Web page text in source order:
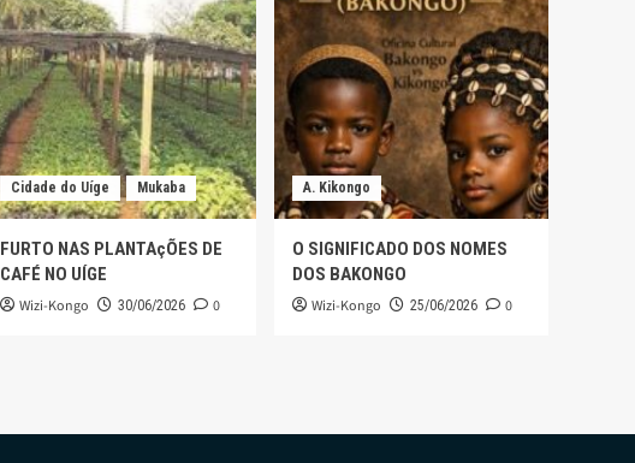
Cidade do Uíge Mukaba
FURTO NAS PLANTAçÕES DE
CAFÉ NO UÍGE
Wizi-Kongo 30/06/2026 0
A. Kikongo
O SIGNIFICADO DOS NOMES
DOS BAKONGO
Wizi-Kongo 25/06/2026 0